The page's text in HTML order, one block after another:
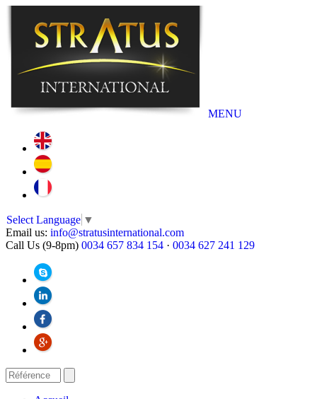
MENU
Select Language ▼
Email us: info@stratusinternational.com
Call Us (9-8pm) 0034 657 834 154 · 0034 627 241 129